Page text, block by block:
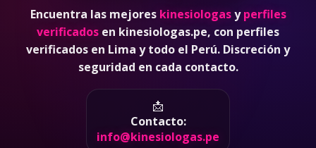
Encuentra las mejores kinesiologasyperfiles
verificados en kinesiologas.pe, con perfiles
verificados en Lima y todo el Perú. Discreción y
seguridad en cada contacto.
📩
Contacto:
info@kinesiologas.pe